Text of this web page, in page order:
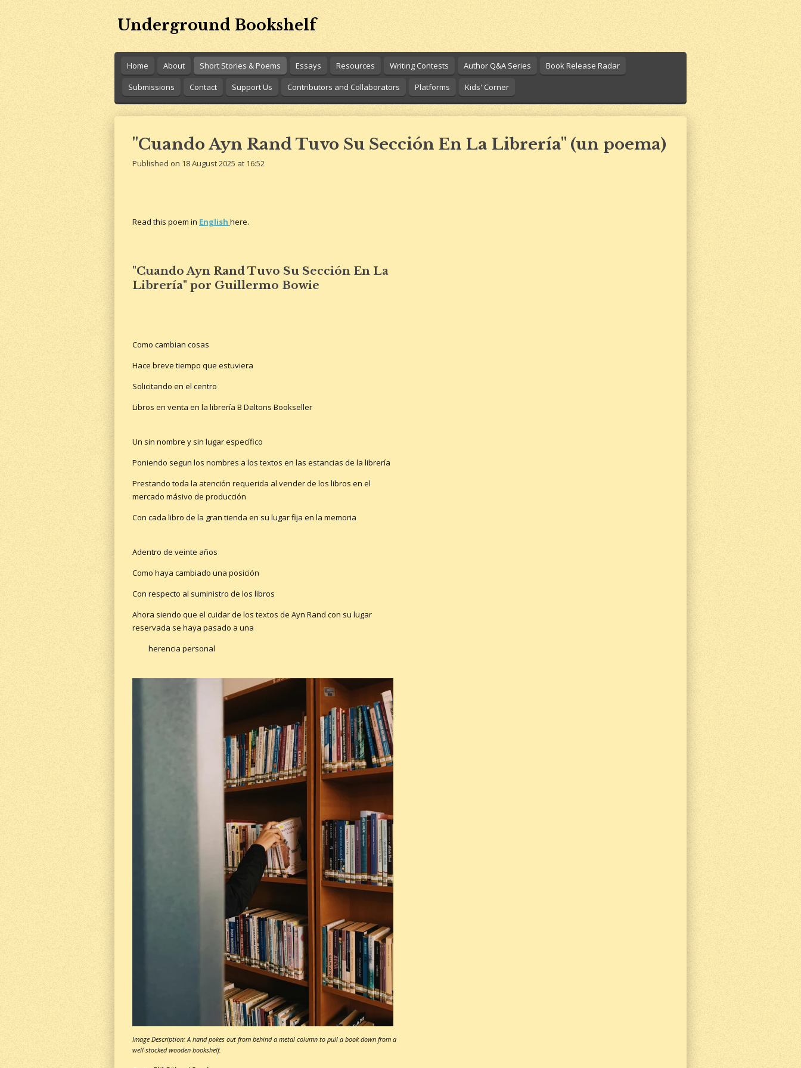
Underground Bookshelf
Home About Short Stories & Poems Essays Resources Writing Contests Author Q&A Series
Book Release Radar
Submissions
Contact Support Us Contributors and Collaborators Platforms Kids' Corner
"Cuando Ayn Rand Tuvo Su Sección En La Librería" (un poema)
Published on 18 August 2025 at 16:52
Read this poem in English here.
"Cuando Ayn Rand Tuvo Su Sección En La
Librería" por Guillermo Bowie
Como cambian cosas
Hace breve tiempo que estuviera
Solicitando en el centro
Libros en venta en la librería B Daltons Bookseller
Un sin nombre y sin lugar específico
Poniendo segun los nombres a los textos en las estancias de la librería
Prestando toda la atención requerida al vender de los libros en el
mercado másivo de producción
Con cada libro de la gran tienda en su lugar fija en la memoria
Adentro de veinte años
Como haya cambiado una posición
Con respecto al suministro de los libros
Ahora siendo que el cuidar de los textos de Ayn Rand con su lugar
reservada se haya pasado a una
herencia personal
Image Description: A hand pokes out from behind a metal column to pull a book down from a
well-stocked wooden bookshelf.